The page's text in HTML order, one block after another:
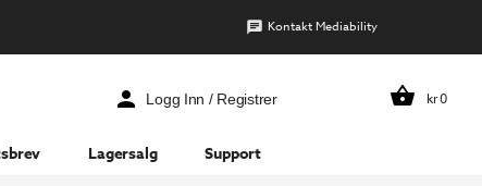
Kontakt Mediability
Logg Inn / Registrer kr0
Lagersalg Support